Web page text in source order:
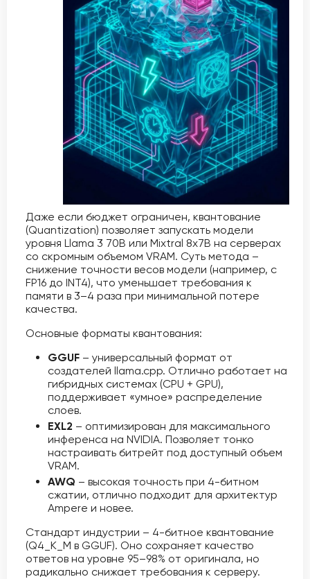
Даже если бюджет ограничен, квантование
(Quantization) позволяет запускать модели
уровня Llama 3 70B или Mixtral 8x7B на серверах
со скромным объемом VRAM. Суть метода –
снижение точности весов модели (например, с
FP16 до INT4), что уменьшает требования к
памяти в 3–4 раза при минимальной потере
качества.
Основные форматы квантования:
GGUF – универсальный формат от
создателей llama.cpp. Отлично работает на
гибридных системах (CPU + GPU),
поддерживает «умное» распределение
слоев.
EXL2 – оптимизирован для максимального
инференса на NVIDIA. Позволяет тонко
настраивать битрейт под доступный объем
VRAM.
AWQ – высокая точность при 4-битном
сжатии, отлично подходит для архитектур
Ampere и новее.
Стандарт индустрии – 4-битное квантование
(Q4_K_M в GGUF). Оно сохраняет качество
ответов на уровне 95–98% от оригинала, но
радикально снижает требования к серверу.